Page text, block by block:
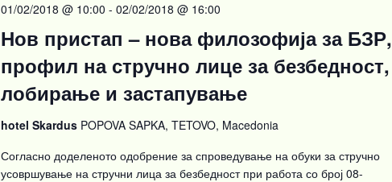
Нов пристап – нова филозофија за БЗР,
профил на стручно лице за безбедност,
лобирање и застапување
01/02/2018 @ 10:00 -02/02/2018 @ 16:00
hotel Skardus POPOVA SAPKA, TETOVO, Macedonia
Согласно доделеното одобрение за спроведување на обуки за стручно
усовршување на стручни лица за безбедност при работа со број 08-